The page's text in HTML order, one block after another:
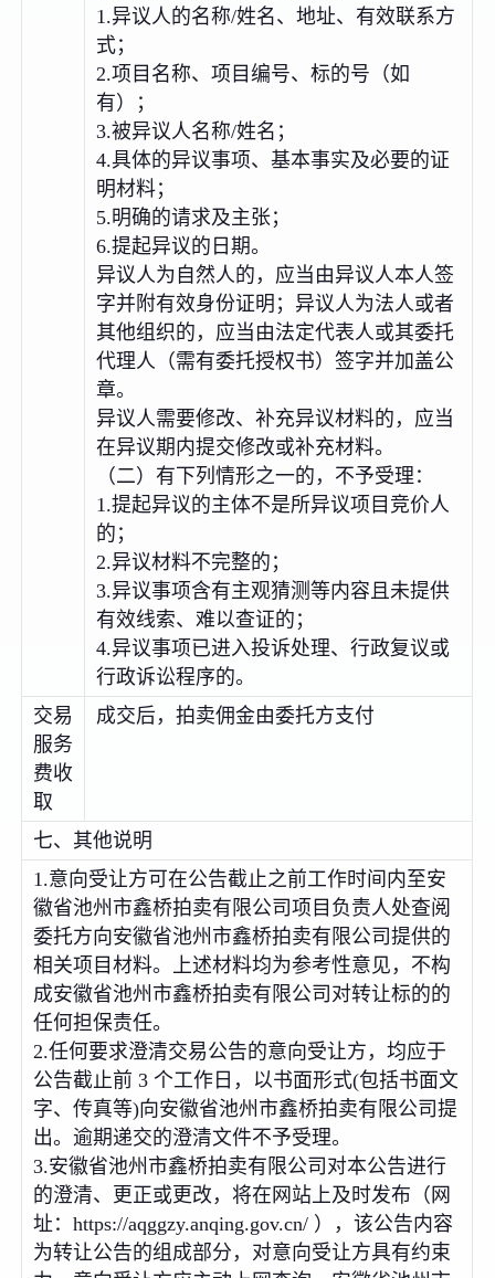
1.异议人的名称/姓名、地址、有效联系方
式；
2.项目名称、项目编号、标的号（如
有）；
3.被异议人名称/姓名；
4.具体的异议事项、基本事实及必要的证
明材料；
5.明确的请求及主张；
6.提起异议的日期。
异议人为自然人的，应当由异议人本人签
字并附有效身份证明；异议人为法人或者
其他组织的，应当由法定代表人或其委托
代理人（需有委托授权书）签字并加盖公
章。
异议人需要修改、补充异议材料的，应当
在异议期内提交修改或补充材料。
（二）有下列情形之一的，不予受理：
1.提起异议的主体不是所异议项目竞价人
的；
2.异议材料不完整的；
3.异议事项含有主观猜测等内容且未提供
有效线索、难以查证的；
4.异议事项已进入投诉处理、行政复议或
行政诉讼程序的。
交易
服务
费收
取
成交后，拍卖佣金由委托方支付
七、其他说明
1.意向受让方可在公告截止之前工作时间内至安
徽省池州市鑫桥拍卖有限公司项目负责人处查阅
委托方向安徽省池州市鑫桥拍卖有限公司提供的
相关项目材料。上述材料均为参考性意见，不构
成安徽省池州市鑫桥拍卖有限公司对转让标的的
任何担保责任。
2.任何要求澄清交易公告的意向受让方，均应于
公告截止前 3 个工作日，以书面形式(包括书面文
字、传真等)向安徽省池州市鑫桥拍卖有限公司提
出。逾期递交的澄清文件不予受理。
3.安徽省池州市鑫桥拍卖有限公司对本公告进行
的澄清、更正或更改，将在网站上及时发布（网
址：https://aqggzy.anqing.gov.cn/ ），该公告内容
为转让公告的组成部分，对意向受让方具有约束